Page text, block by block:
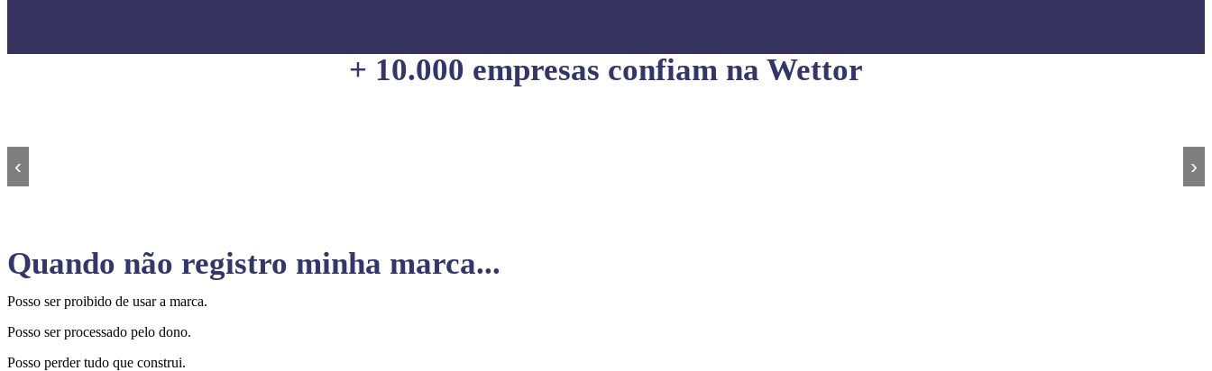
+ 10.000 empresas confiam na Wettor
‹ ›
Quando não registro minha marca...
Posso ser proibido de usar a marca.
Posso ser processado pelo dono.
Posso perder tudo que construi.